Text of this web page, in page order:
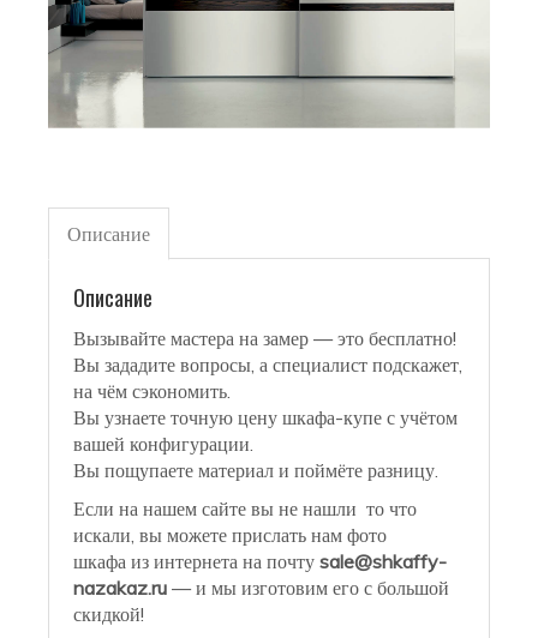
Описание
Описание
Вызывайте мастера на замер — это бесплатно!
Вы зададите вопросы, а специалист подскажет,
на чём сэкономить.
Вы узнаете точную цену шкафа-купе с учётом
вашей конфигурации.
Вы пощупаете материал и поймёте разницу.
Если на нашем сайте вы не нашли то что
искали, вы можете прислать нам фото
шкафа из интернета на почту sale@shkaffy-
nazakaz.ru — и мы изготовим его с большой
скидкой!